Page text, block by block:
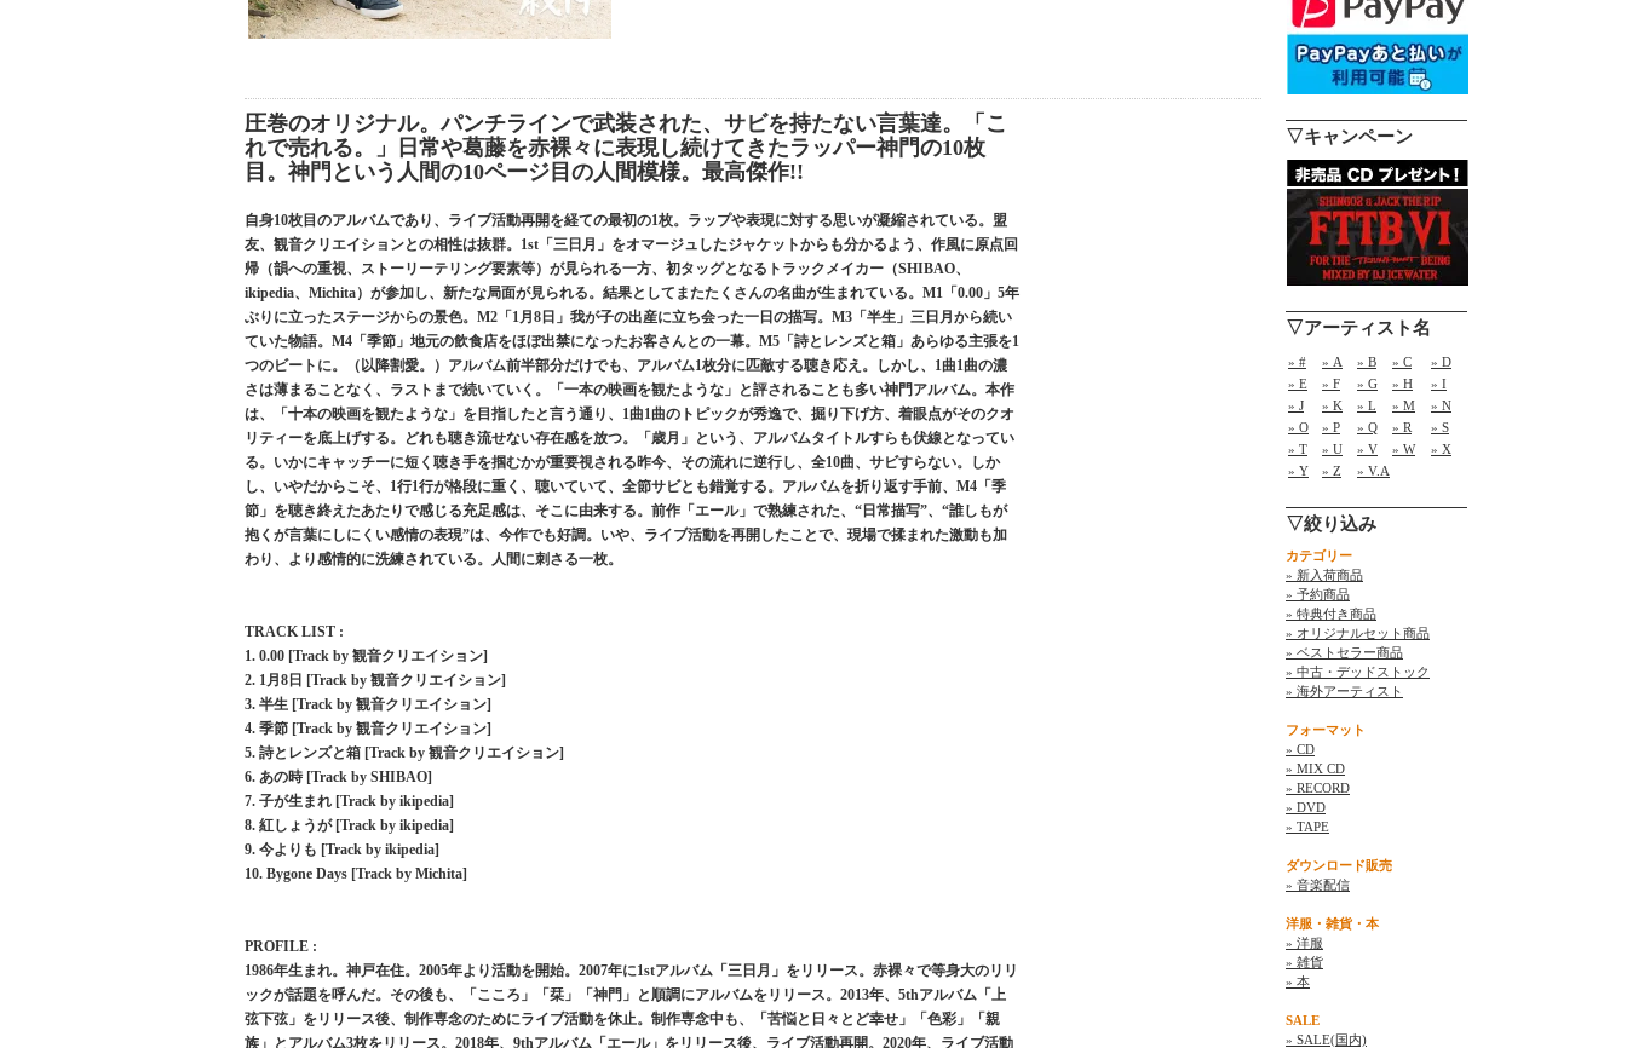
圧巻のオリジナル。パンチラインで武装された、サビを持たない言葉達。「こ
れで売れる。」日常や葛藤を赤裸々に表現し続けてきたラッパー神門の10枚
目。神門という人間の10ページ目の人間模様。最高傑作!!
自身10枚目のアルバムであり、ライブ活動再開を経ての最初の1枚。ラップや表現に対する思いが凝縮されている。盟
友、観音クリエイションとの相性は抜群。1st「三日月」をオマージュしたジャケットからも分かるよう、作風に原点回
帰（韻への重視、ストーリーテリング要素等）が見られる一方、初タッグとなるトラックメイカー（SHIBAO、
ikipedia、Michita）が参加し、新たな局面が見られる。結果としてまたたくさんの名曲が生まれている。M1「0.00」5年
ぶりに立ったステージからの景色。M2「1月8日」我が子の出産に立ち会った一日の描写。M3「半生」三日月から続い
ていた物語。M4「季節」地元の飲食店をほぼ出禁になったお客さんとの一幕。M5「詩とレンズと箱」あらゆる主張を1
つのビートに。（以降割愛。）アルバム前半部分だけでも、アルバム1枚分に匹敵する聴き応え。しかし、1曲1曲の濃
さは薄まることなく、ラストまで続いていく。「一本の映画を観たような」と評されることも多い神門アルバム。本作
は、「十本の映画を観たような」を目指したと言う通り、1曲1曲のトピックが秀逸で、掘り下げ方、着眼点がそのクオ
リティーを底上げする。どれも聴き流せない存在感を放つ。「歳月」という、アルバムタイトルすらも伏線となってい
る。いかにキャッチーに短く聴き手を掴むかが重要視される昨今、その流れに逆行し、全10曲、サビすらない。しか
し、いやだからこそ、1行1行が格段に重く、聴いていて、全節サビとも錯覚する。アルバムを折り返す手前、M4「季
節」を聴き終えたあたりで感じる充足感は、そこに由来する。前作「エール」で熟練された、“日常描写”、“誰しもが
抱くが言葉にしにくい感情の表現”は、今作でも好調。いや、ライブ活動を再開したことで、現場で揉まれた激動も加
わり、より感情的に洗練されている。人間に刺さる一枚。
TRACK LIST :
1. 0.00 [Track by 観音クリエイション]
2. 1月8日 [Track by 観音クリエイション]
3. 半生 [Track by 観音クリエイション]
4. 季節 [Track by 観音クリエイション]
5. 詩とレンズと箱 [Track by 観音クリエイション]
6. あの時 [Track by SHIBAO]
7. 子が生まれ [Track by ikipedia]
8. 紅しょうが [Track by ikipedia]
9. 今よりも [Track by ikipedia]
10. Bygone Days [Track by Michita]
PROFILE :
1986年生まれ。神戸在住。2005年より活動を開始。2007年に1stアルバム「三日月」をリリース。赤裸々で等身大のリリ
ックが話題を呼んだ。その後も、「こころ」「栞」「神門」と順調にアルバムをリリース。2013年、5thアルバム「上
弦下弦」をリリース後、制作専念のためにライブ活動を休止。制作専念中も、「苦悩と日々とど幸せ」「色彩」「親
族」とアルバム3枚をリリース。2018年、9thアルバム「エール」をリリース後、ライブ活動再開。2020年、ライブ活動
▽キャンペーン
▽アーティスト名
» # » A » B » C
» D
» E
» F » G » H
» I
» J
» K » L » M
» N
» O
» P » Q » R
» S
» T
» U » V » W
» X
» Y
» Z » V.A
▽絞り込み
カテゴリー
» 新入荷商品
» 予約商品
» 特典付き商品
» オリジナルセット商品
» ベストセラー商品
» 中古・デッドストック
» 海外アーティスト
フォーマット
» CD
» MIX CD
» RECORD
» DVD
» TAPE
ダウンロード販売
» 音楽配信
洋服・雑貨・本
» 洋服
» 雑貨
» 本
SALE
» SALE(国内)